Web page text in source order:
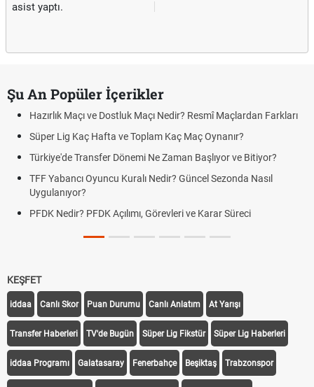
asist yaptı.
Şu An Popüler İçerikler
Hazırlık Maçı ve Dostluk Maçı Nedir? Resmî Maçlardan Farkları
Süper Lig Kaç Hafta ve Toplam Kaç Maç Oynanır?
Türkiye'de Transfer Dönemi Ne Zaman Başlıyor ve Bitiyor?
TFF Yabancı Oyuncu Kuralı Nedir? Güncel Sezonda Nasıl
Uygulanıyor?
PFDK Nedir? PFDK Açılımı, Görevleri ve Karar Süreci
KEŞFET
iddaa Canlı Skor Puan Durumu Canlı Anlatım At Yarışı
Transfer Haberleri TV'de Bugün Süper Lig Fikstür Süper Lig Haberleri
iddaa Programı Galatasaray Fenerbahçe Beşiktaş Trabzonspor